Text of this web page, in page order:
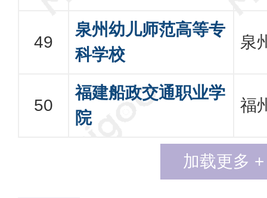
泉州幼儿师范高等专
科学校
泉
福建船政交通职业学
院
福
加载更多 +